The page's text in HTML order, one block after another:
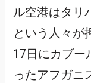
ル空港はタリ
という人々が
17日にカブー
ったアフガニ